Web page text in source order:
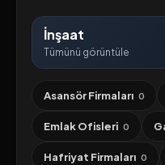
İnşaat
Tümünü görüntüle
Asansör Firmaları 0
Emlak Ofisleri 0
Hafriyat Firmaları 0